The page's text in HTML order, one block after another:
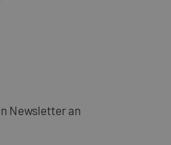
Newsletter an